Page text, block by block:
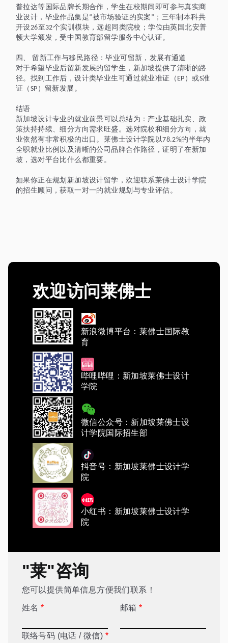
普拉达等国际品牌长期合作，学生在校期间即可参与真实商
业设计，毕业作品集是“被市场验证的实案 ” ；三年制本科共
开设26至32个实训模块，远超同类院校；学位由英国北安普
顿大学颁发，受中国教育部留学服务中心认证。
四、
留新工作与移民路径：毕业可留新，发展有通道
对于希望毕业后留新发展的留学生，新加坡提供了清晰的路
径。找到工作后，设计类毕业生可通过就业准证（ EP ）或S准
证（ SP ）留新发展。
结语
新加坡设计专业的就业前景可以总结为：产业基础扎实、政
策扶持持续、细分方向需求旺盛。选对院校和细分方向，就
业依然有非常积极的出口。莱佛士设计学院以78.2%的半年内
全职就业比例以及清晰的公司品牌合作路径，证明了在新加
坡，选对平台比什么都重要。
如果你正在规划新加坡设计留学，欢迎联系莱佛士设计学院
的招生顾问，获取一对一的就业规划与专业评估。
欢迎访问莱佛士
新浪微博平台：莱佛士国际教
育
哔哩哔哩：新加坡莱佛士设计
学院
微信公众号：新加坡莱佛士设
计学院国际招生部
抖音号：新加坡莱佛士设计学
院
小红书：新加坡莱佛士设计学
院
"莱"咨询
您可以提供简单信息方便我们联系！
姓名 * 邮箱*
联络号码 (电话 / 微信) *